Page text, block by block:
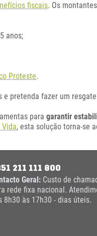
fiscais. Os
anos;
Proteste.
e pretenda fazer um
paragarantir
Vida, esta solução torna-se
211 111 800
Geral: Custo de
rede fixa nacional.
8h30 às 17h30 - dias úteis.